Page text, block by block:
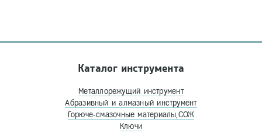
Каталог инструмента
Металлорежущий инструмент
Абразивный и алмазный инструмент
Горюче-смазочные материалы,СОЖ
Ключи